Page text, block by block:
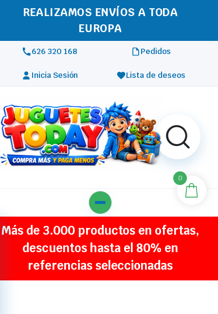
REALIZAMOS ENVÍOS A TODA
EUROPA
626 320 168 Pedidos
Inicia Sesión Lista de deseos
Más de 3.000 productos en ofertas,
descuentos hasta el 80% en
referencias seleccionadas
0